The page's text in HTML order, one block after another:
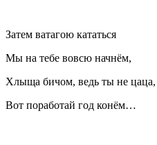
Затем ватагою кататься
Мы на тебе вовсю начнём,
Хлыща бичом, ведь ты не цаца,
Вот поработай год конём…